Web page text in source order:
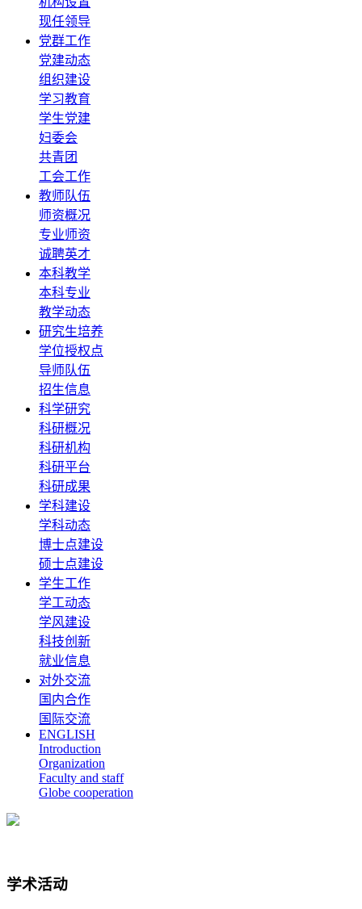
现任领导
党群工作
党建动态
组织建设
学习教育
学生党建
妇委会
共青团
工会工作
教师队伍
师资概况
专业师资
诚聘英才
本科教学
本科专业
教学动态
研究生培养
学位授权点
导师队伍
招生信息
科学研究
科研概况
科研机构
科研平台
科研成果
学科建设
学科动态
博士点建设
硕士点建设
学生工作
学工动态
学风建设
科技创新
就业信息
对外交流
国内合作
国际交流
ENGLISH
Introduction
Organization
Faculty and staff
Globe cooperation
学术活动